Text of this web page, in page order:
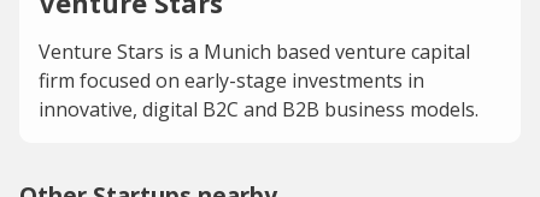
Venture Stars is a Munich based venture capital
firm focused on early-stage investments in
innovative, digital B2C and B2B business models.